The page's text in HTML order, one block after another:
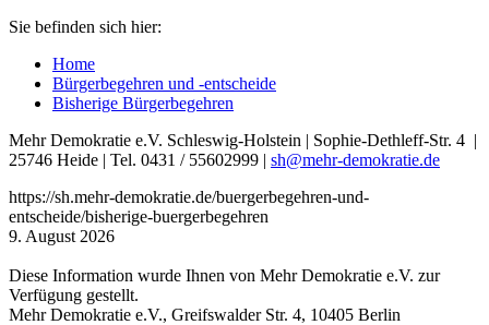
Sie befinden sich hier:
Home
Bürgerbegehren und -entscheide
Bisherige Bürgerbegehren
Mehr Demokratie e.V. Schleswig-Holstein | Sophie-Dethleff-Str. 4 |
25746 Heide | Tel. 0431 / 55602999 | sh@mehr-demokratie.de
https://sh.mehr-demokratie.de/buergerbegehren-und-
entscheide/bisherige-buergerbegehren
9. August 2026
Diese Information wurde Ihnen von Mehr Demokratie e.V. zur
Verfügung gestellt.
Mehr Demokratie e.V., Greifswalder Str. 4, 10405 Berlin